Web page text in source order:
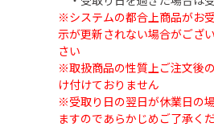
※システムの都合上商品がお
示が更新されない場合がござ
さい
※取扱商品の性質上ご注文後
け付けておりません
※受取り日の翌日が休業日の
ますのであらかじめご了承く